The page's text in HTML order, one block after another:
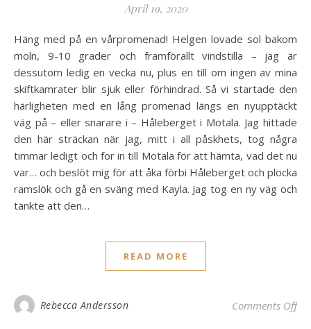
April 19, 2020
Häng med på en vårpromenad! Helgen lovade sol bakom
moln, 9-10 grader och framförallt vindstilla – jag är
dessutom ledig en vecka nu, plus en till om ingen av mina
skiftkamrater blir sjuk eller förhindrad. Så vi startade den
härligheten med en lång promenad längs en nyupptäckt
väg på – eller snarare i – Håleberget i Motala. Jag hittade
den här sträckan när jag, mitt i all påskhets, tog några
timmar ledigt och for in till Motala för att hämta, vad det nu
var… och beslöt mig för att åka förbi Håleberget och plocka
ramslök och gå en sväng med Kayla. Jag tog en ny väg och
tänkte att den…
READ MORE
Rebecca Andersson Comments Offon